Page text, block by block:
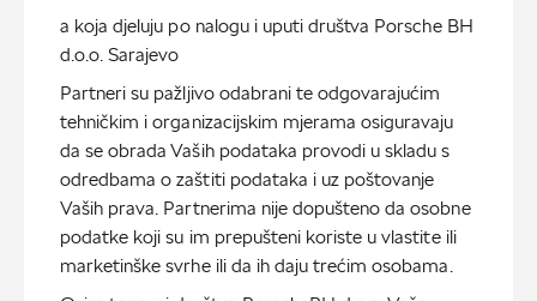
a koja djeluju po nalogu i uputi društva Porsche BH
d.o.o. Sarajevo
Partneri su pažljivo odabrani te odgovarajućim
tehničkim i organizacijskim mjerama osiguravaju
da se obrada Vaših podataka provodi u skladu s
odredbama o zaštiti podataka i uz poštovanje
Vaših prava. Partnerima nije dopušteno da osobne
podatke koji su im prepušteni koriste u vlastite ili
marketinške svrhe ili da ih daju trećim osobama.